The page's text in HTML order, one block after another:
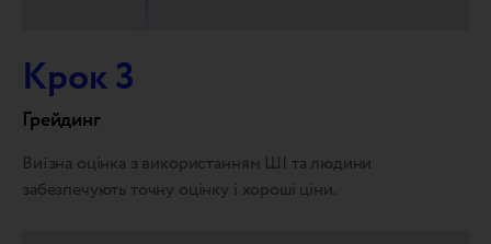
Крок 3
Грейдинг
Виїзна оцінка з використанням ШІ та людини
забезпечують точну оцінку і хороші ціни.